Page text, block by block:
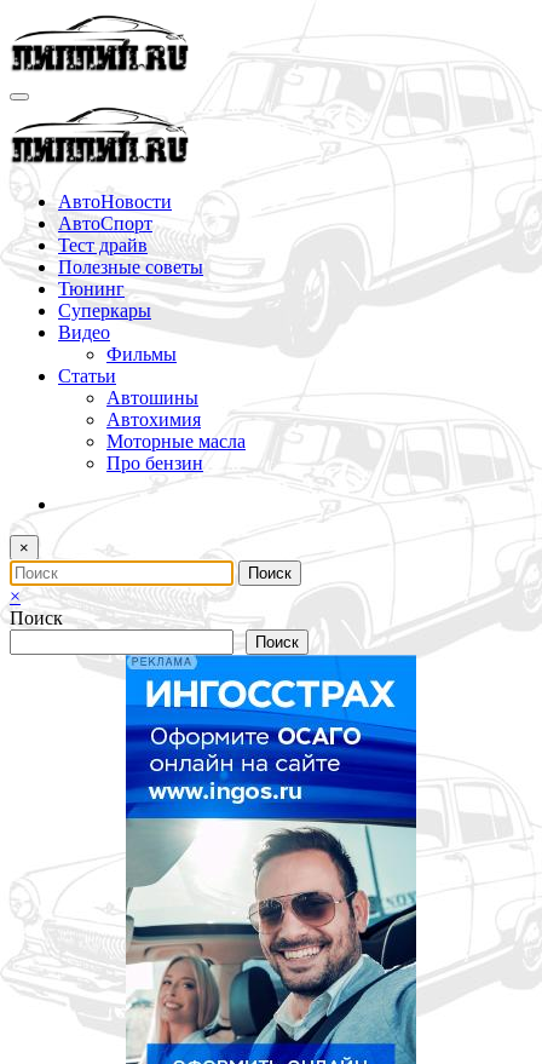
Перейти
к
содержимому
АвтоНовости
АвтоСпорт
Тест драйв
Полезные советы
Тюнинг
Суперкары
Видео
Фильмы
Статьи
Автошины
Автохимия
Моторные масла
Про бензин
×
×
Поиск
Поиск